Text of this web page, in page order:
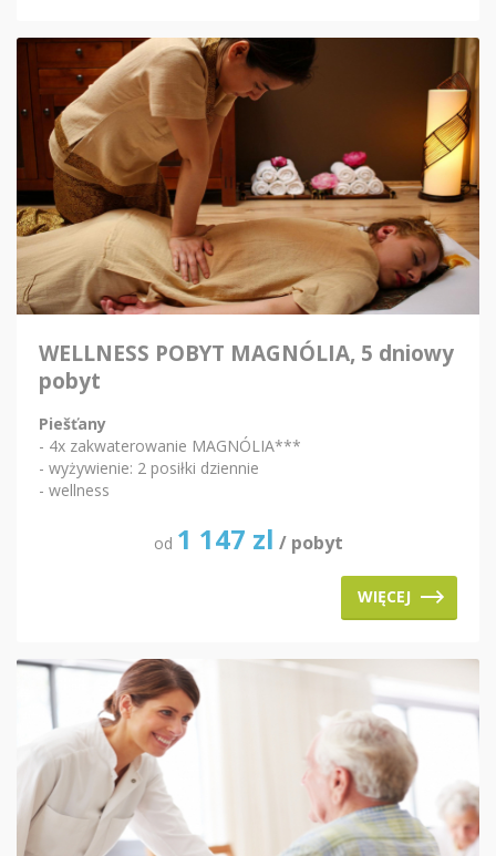
WELLNESS POBYT MAGNÓLIA, 5 dniowy
pobyt
Piešťany
- 4x zakwaterowanie MAGNÓLIA***
- wyżywienie: 2 posiłki dziennie
- wellness
od 1 147 zl / pobyt
WIĘCEJ